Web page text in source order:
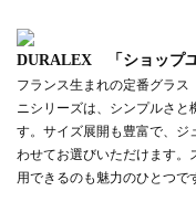
DURALEX 「ショップ
フランス生まれの定番グラス
ニシリーズは、シンプルさ
す。サイズ展開も豊富で、ジ
わせてお選びいただけます
用できるのも魅力のひとつで